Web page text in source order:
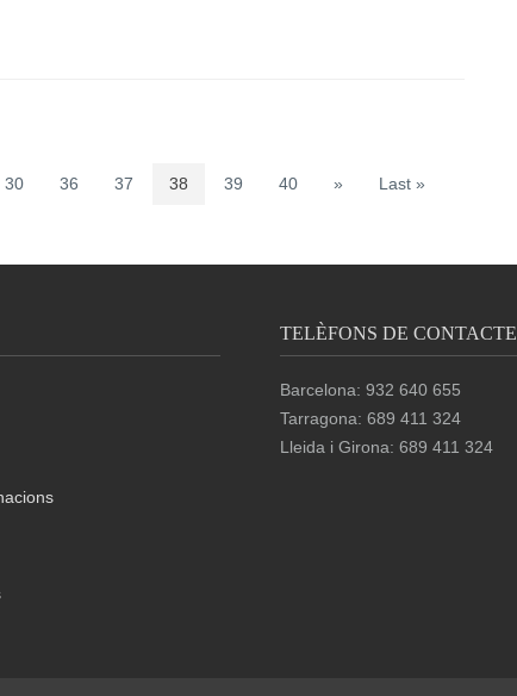
30 36 37 38 39 40 » Last »
TELÈFONS DE CONTACTE
Barcelona: 932 640 655
Tarragona: 689 411 324
Lleida i Girona: 689 411 324